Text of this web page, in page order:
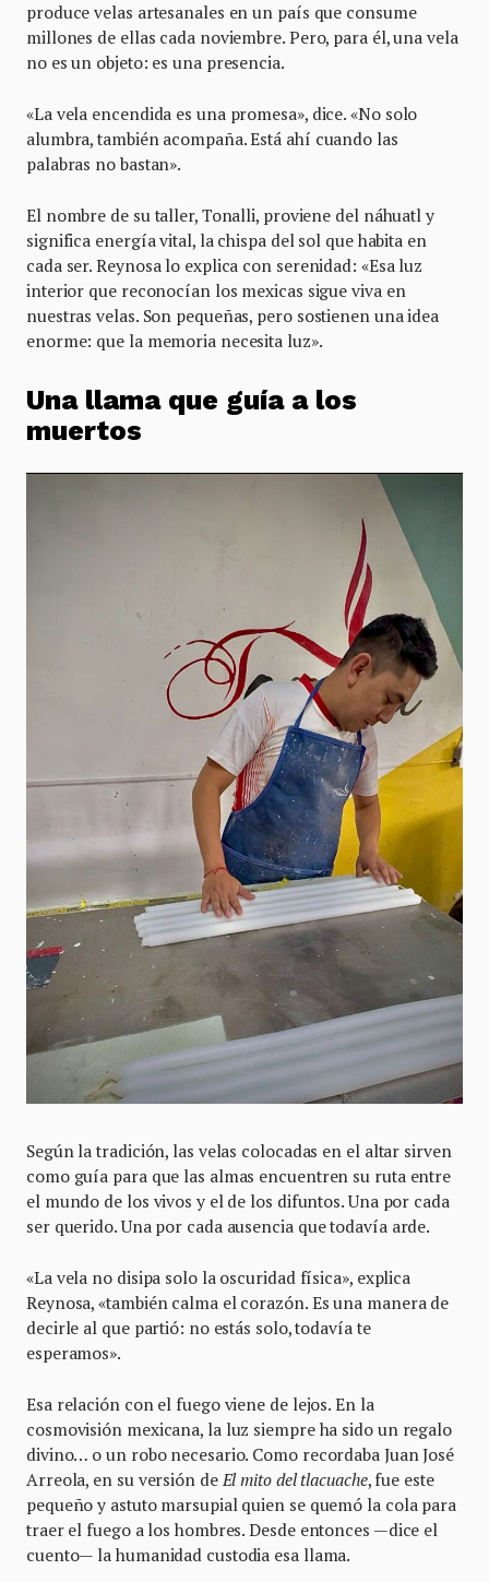
produce velas artesanales en un país que consume
millones de ellas cada noviembre. Pero, para él, una vela
no es un objeto: es una presencia.
«La vela encendida es una promesa», dice. «No solo
alumbra, también acompaña. Está ahí cuando las
palabras no bastan».
El nombre de su taller, Tonalli, proviene del náhuatl y
significa energía vital, la chispa del sol que habita en
cada ser. Reynosa lo explica con serenidad: «Esa luz
interior que reconocían los mexicas sigue viva en
nuestras velas. Son pequeñas, pero sostienen una idea
enorme: que la memoria necesita luz».
Una llama que guía a los
muertos
Según la tradición, las velas colocadas en el altar sirven
como guía para que las almas encuentren su ruta entre
el mundo de los vivos y el de los difuntos. Una por cada
ser querido. Una por cada ausencia que todavía arde.
«La vela no disipa solo la oscuridad física», explica
Reynosa, «también calma el corazón. Es una manera de
decirle al que partió: no estás solo, todavía te
esperamos».
Esa relación con el fuego viene de lejos. En la
cosmovisión mexicana, la luz siempre ha sido un regalo
divino… o un robo necesario. Como recordaba Juan José
Arreola, en su versión de El mito del tlacuache, fue este
pequeño y astuto marsupial quien se quemó la cola para
traer el fuego a los hombres. Desde entonces —dice el
cuento— la humanidad custodia esa llama.